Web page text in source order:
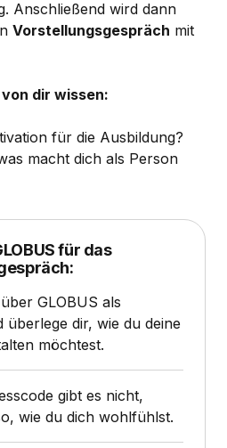
Anschließend wird dann
Vorstellungsgespräch mit
von dir wissen:
für die Ausbildung?
macht dich als Person
für das
GLOBUS als
überlege dir, wie du deine
möchtest.
gibt es nicht,
wie du dich wohlfühlst.